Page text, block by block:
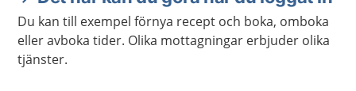
Du kan till exempel förnya recept och boka, omboka
eller avboka tider. Olika mottagningar erbjuder olika
tjänster.